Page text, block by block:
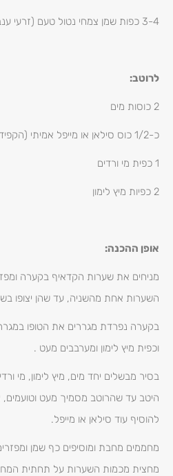
3-4 כפות שמן צמחי נטול טעם (זרעי ענבים/קנולה/תירס/סויה)
לרוטב:
2 כוסות מים
כ-1/2 כוס סילאן או מייפל אמיתי (הקפידו שיהיו ללא סוכר)
1 כפית מי ורדים
2 כפיות מיץ לימון
אופן ההכנה:
מניחים את שערות הקדאיף בקערה
השערות אחת מהשניה, עד שהן יצופו
בקערה נפרדת מגררים את הטופו
וכפית מיץ לימון ומערבבים מעט .
בסיר מבשלים יחד מים, מיץ לימון, מי
היטב עד שהרוטב מסמיך מעט
להוסיף עוד סילאן או מייפל.
מחממים מחבת ומוסיפים כף שמן
מחצית מכמות השערות על תחתית